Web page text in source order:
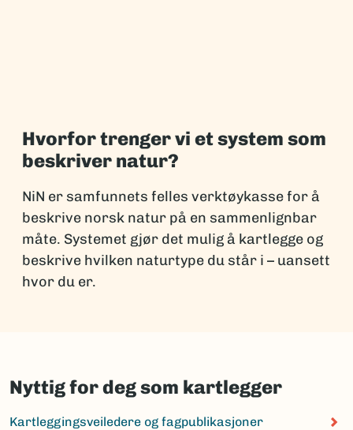
Hvorfor trenger vi et system som
beskriver natur?
NiN er samfunnets felles verktøykasse for å
beskrive norsk natur på en sammenlignbar
måte. Systemet gjør det mulig å kartlegge og
beskrive hvilken naturtype du står i – uansett
hvor du er.
Nyttig for deg som kartlegger
Kartleggingsveiledere og fagpublikasjoner